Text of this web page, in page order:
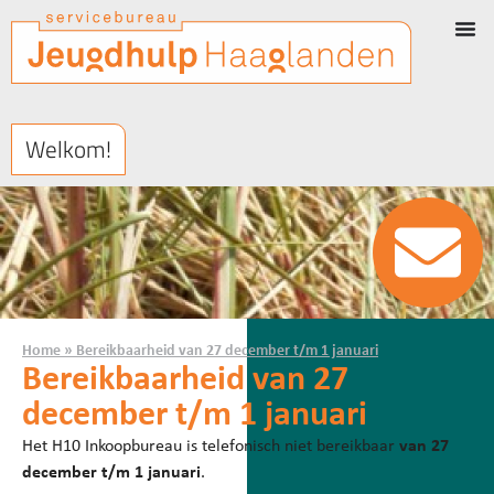
Welkom!
Home » Bereikbaarheid van 27 december t/m 1 januari
Bereikbaarheid van 27
december t/m 1 januari
Het H10 Inkoopbureau is telefonisch niet bereikbaar van 27
december t/m 1 januari.